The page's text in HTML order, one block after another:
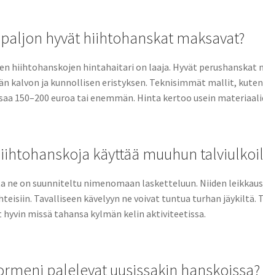
hyvät hiihtohanskat maksavat?
hiihtohanskojen hintahaitari on laaja. Hyvät perushanskat
kalvon ja kunnollisen eristyksen. Teknisimmät mallit,
150–200 euroa tai enemmän. Hinta kertoo usein
käyttää muuhun
ne on suunniteltu nimenomaan lasketteluun. Niiden
Tavalliseen kävelyyn ne voivat tuntua turhan
missä tahansa kylmän kelin aktiviteetissa.
palelevat uusissakin hanskoissa?